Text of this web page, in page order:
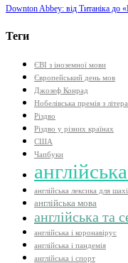
Downton Abbey: від Титаніка до
Теги
ЄВІ з іноземної мови
Європейський день мов
Джозеф Конрад
Нобелівська премія з
Різдво
Різдво у різних країнах
США
Чапбуки
англійська лексика для
англійська мова
англійська та
англійська і коронавірус
англійська і пандемія
англійська і спорт